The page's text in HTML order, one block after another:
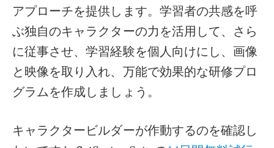
アプローチを提供します。学習者の共感を呼
ぶ独自のキャラクターの力を活用して、さら
に従事させ、学習経験を個人向けにし、画像
と映像を取り入れ、万能で効果的な研修プロ
グラムを作成しましょう。
キャラクタービルダーが作動するのを確認し